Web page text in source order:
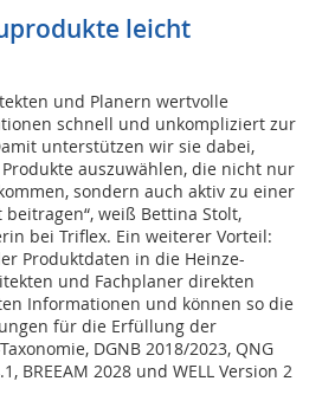
leicht
und Planern wertvolle
schnell und unkompliziert zur
unterstützen wir sie dabei,
auszuwählen, die nicht nur
sondern auch aktiv zu einer
weiß Bettina Stolt,
bei Triflex. Ein weiterer Vorteil:
Produktdaten in die Heinze-
und Fachplaner direkten
Informationen und können so die
für die Erfüllung der
DGNB 2018/2023, QNG
BREEAM 2028 und WELL Version 2